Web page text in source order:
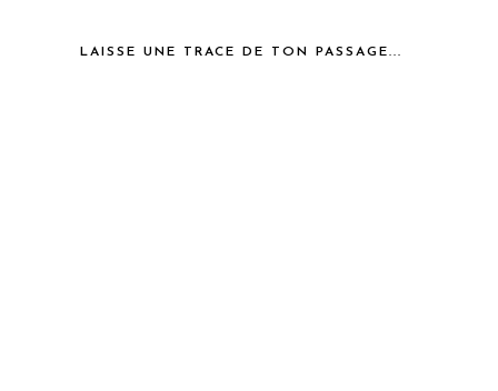
LAISSE UNE TRACE DE TON PASSAGE...